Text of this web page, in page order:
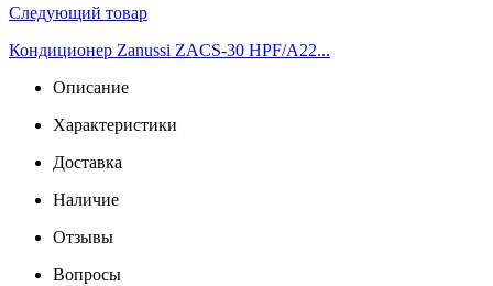
Следующий товар
Кондиционер Zanussi ZACS-30 HPF/A22...
Описание
Характеристики
Доставка
Наличие
Отзывы
Вопросы